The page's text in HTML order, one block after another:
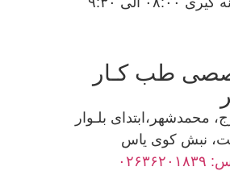
طب کـار
محمدشهر،ابتدای بلـوار
نبش کوی یاس